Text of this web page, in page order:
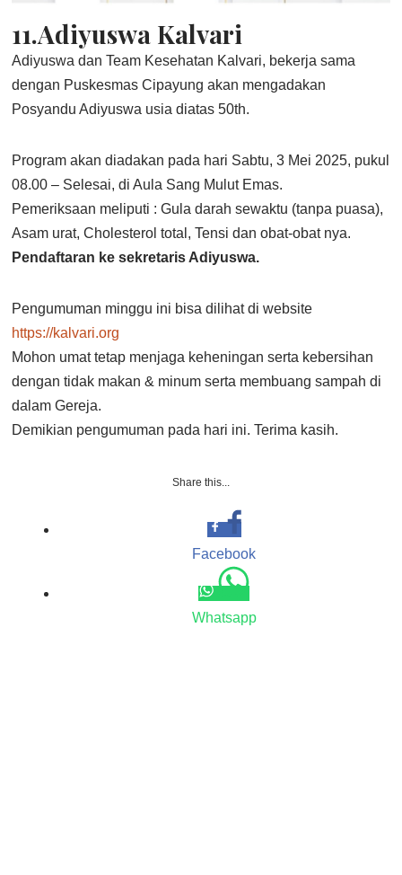
11.Adiyuswa Kalvari
Adiyuswa dan Team Kesehatan Kalvari, bekerja sama
dengan Puskesmas Cipayung akan mengadakan
Posyandu Adiyuswa usia diatas 50th.
Program akan diadakan pada hari Sabtu, 3 Mei 2025, pukul
08.00 – Selesai, di Aula Sang Mulut Emas.
Pemeriksaan meliputi : Gula darah sewaktu (tanpa puasa),
Asam urat, Cholesterol total, Tensi dan obat-obat nya.
Pendaftaran ke sekretaris Adiyuswa.
Pengumuman minggu ini bisa dilihat di website
https://kalvari.org
Mohon umat tetap menjaga keheningan serta kebersihan
dengan tidak makan & minum serta membuang sampah di
dalam Gereja.
Demikian pengumuman pada hari ini. Terima kasih.
Share this...
Facebook
Whatsapp